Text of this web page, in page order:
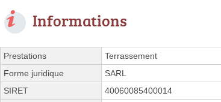
Informations
Prestations
Terrassement
Forme juridique
SARL
SIRET
40060085400014